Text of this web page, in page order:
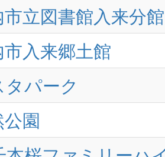
立図書館入来分館
入来郷土館
パーク
園